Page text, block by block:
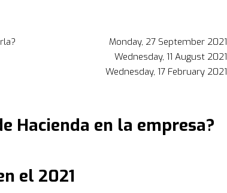
Monday, 27 September 2021
Wednesday, 11 August 2021
Wednesday, 17 February 2021
Hacienda en la empresa?
el 2021